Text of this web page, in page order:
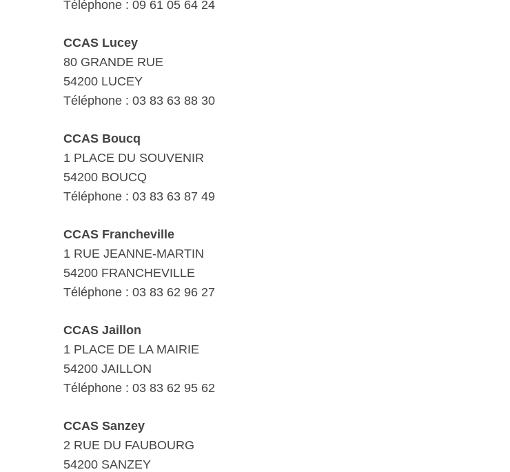
Téléphone : 09 61 05 64 24
CCAS Lucey
80 GRANDE RUE
54200 LUCEY
Téléphone : 03 83 63 88 30
CCAS Boucq
1 PLACE DU SOUVENIR
54200 BOUCQ
Téléphone : 03 83 63 87 49
CCAS Francheville
1 RUE JEANNE-MARTIN
54200 FRANCHEVILLE
Téléphone : 03 83 62 96 27
CCAS Jaillon
1 PLACE DE LA MAIRIE
54200 JAILLON
Téléphone : 03 83 62 95 62
CCAS Sanzey
2 RUE DU FAUBOURG
54200 SANZEY